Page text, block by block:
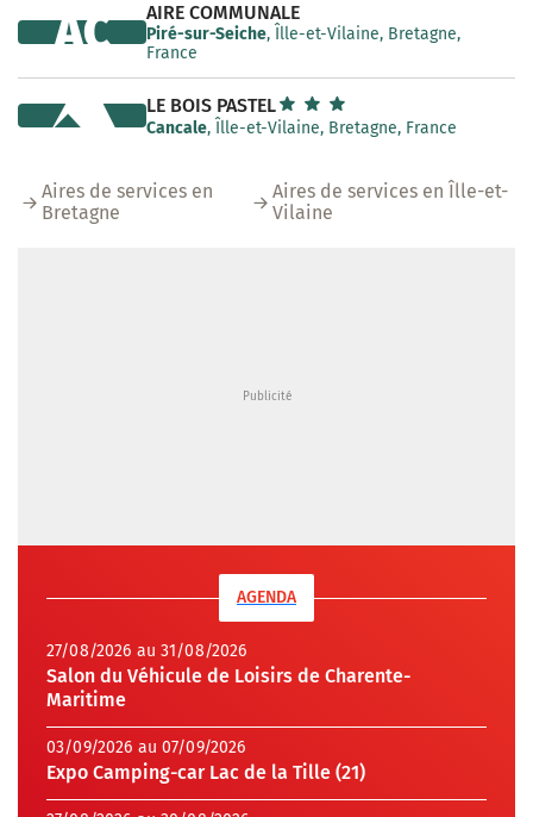
AIRE COMMUNALE
Piré-sur-Seiche, Îlle-et-Vilaine, Bretagne,
France
AC
LE BOIS PASTEL
Cancale, Îlle-et-Vilaine, Bretagne, France
Aires de services en
Bretagne
Aires de services en Îlle-et-
Vilaine
AGENDA
27/08/2026 au 31/08/2026
Salon du Véhicule de Loisirs de Charente-
Maritime
03/09/2026 au 07/09/2026
Expo Camping-car Lac de la Tille (21)